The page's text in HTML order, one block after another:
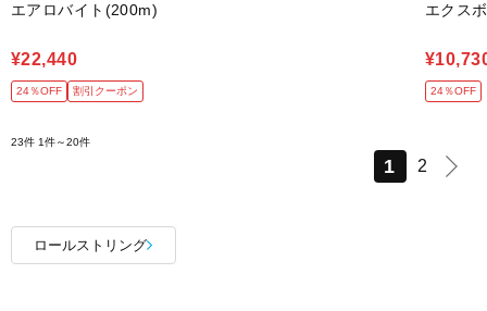
エアロバイト(200m)
¥22,440
24％OFF 割引クーポン
エクス
24％OFF
23件 1件～20件
1 2
ロールストリング